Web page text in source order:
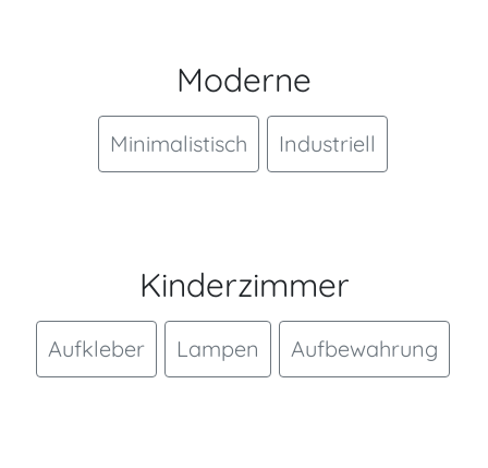
Moderne
Minimalistisch Industriell
Kinderzimmer
Aufkleber Lampen Aufbewahrung